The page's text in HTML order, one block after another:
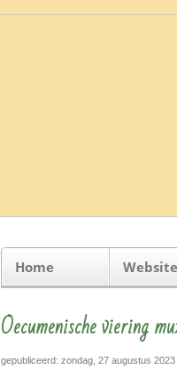
Home
Oecumenische viering
gepubliceerd: zondag, 27 augustus 2023